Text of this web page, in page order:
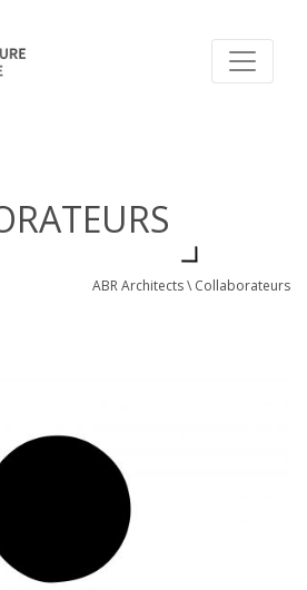
ABR Architects\ Collaborateurs